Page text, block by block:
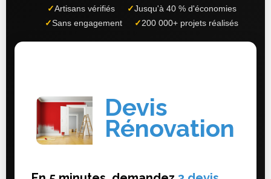
✓Artisans vérifiés ✓Jusqu'à 40 % d'économies
✓Sans engagement ✓ 200 000+ projets réalisés